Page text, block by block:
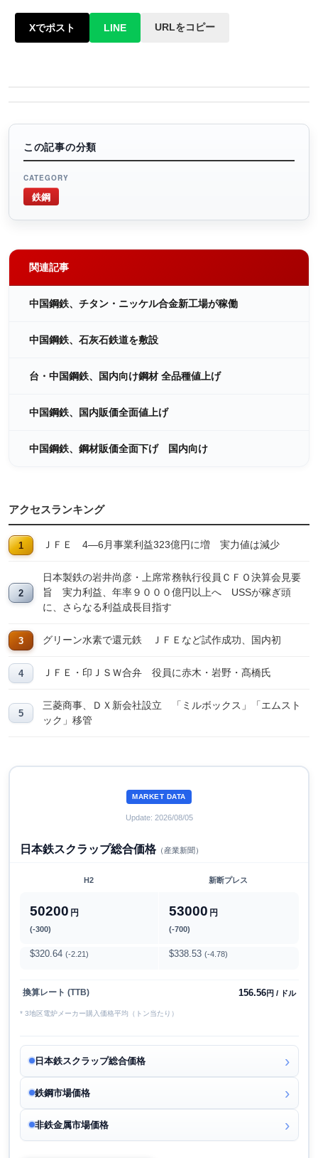
Xでポスト LINE URLをコピー
この記事の分類
CATEGORY
鉄鋼
関連記事
中国鋼鉄、チタン・ニッケル合金新工場が稼働
中国鋼鉄、石灰石鉄道を敷設
台・中国鋼鉄、国内向け鋼材 全品種値上げ
中国鋼鉄、国内販価全面値上げ
中国鋼鉄、鋼材販価全面下げ 国内向け
アクセスランキング
ＪＦＥ 4―6月事業利益323億円に増 実力値は減少
日本製鉄の岩井尚彦・上席常務執行役員ＣＦＯ決算会見要
旨 実力利益、年率９０００億円以上へ USSが稼ぎ頭
に、さらなる利益成長目指す
グリーン水素で還元鉄 ＪＦＥなど試作成功、国内初
ＪＦＥ・印ＪＳＷ合弁 役員に赤木・岩野・髙橋氏
三菱商事、ＤＸ新会社設立 「ミルボックス」「エムスト
ック」移管
MARKET DATA
Update: 2026/08/05
日本鉄スクラップ総合価格（産業新聞）
H2 新断プレス
50200 円
(-300)
53000 円
(-700)
$320.64 (-2.21) $338.53 (-4.78)
換算レート (TTB) 156.56円 / ドル
* 3地区電炉メーカー購入価格平均（トン当たり）
日本鉄スクラップ総合価格
鉄鋼市場価格
非鉄金属市場価格